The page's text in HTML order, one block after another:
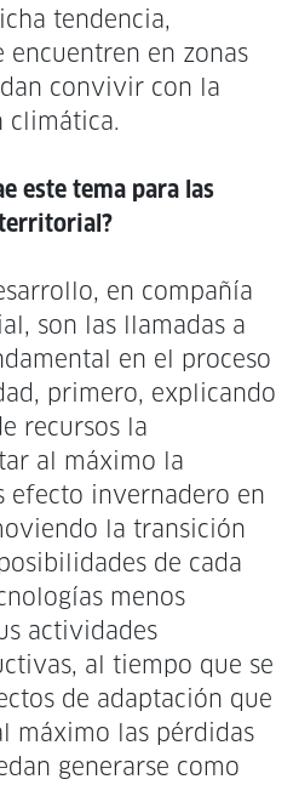
tendencia,
encuentren en zonas
convivir con la
climática.
este tema para las
territorial?
en compañía
son las llamadas a
en el proceso
primero, explicando
recursos la
al máximo la
efecto invernadero en
la transición
de cada
menos
actividades
al tiempo que se
de adaptación que
máximo las pérdidas
generarse como